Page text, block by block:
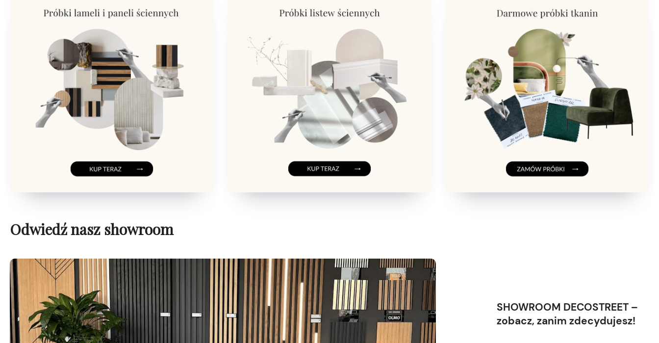
Odwiedź nasz showroom
SHOWROOM DECOSTREET –
zobacz, zanim zdecydujesz!